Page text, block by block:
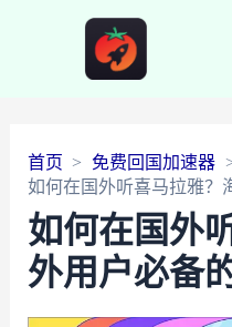
首页
免费回国加速器
如何在国外听喜马拉雅？
如何在国外
外用户必备